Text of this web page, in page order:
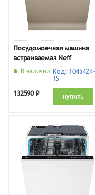
Посудомоечная машина
встраиваемая Neff
S257ZB802E
В наличии Код: 1045424-
1S
132590 ₽
купить